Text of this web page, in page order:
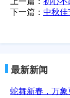
下一篇： 中秋佳
最新新闻
蛇舞新春，万象